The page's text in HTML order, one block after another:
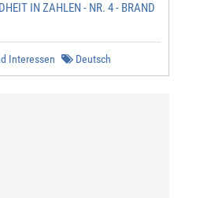
IN ZAHLEN - NR. 4 - BRAND
Interessen Deutsch